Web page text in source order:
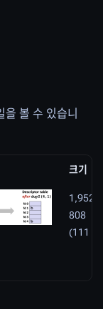
볼 수 있습니
크기
1,952 ×
808
(111